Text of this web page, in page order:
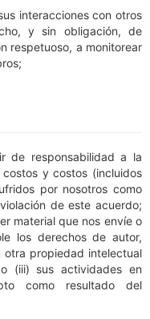
interacciones con otros
y sin obligación, de
respetuoso, a monitorear
de responsabilidad a la
y costos (incluidos
por nosotros como
de este acuerdo;
material que nos envíe o
los derechos de autor,
otra propiedad intelectual
(iii) sus actividades en
como resultado del